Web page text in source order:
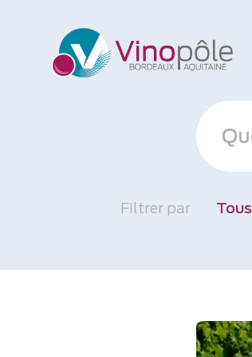
Filtrer par Tous